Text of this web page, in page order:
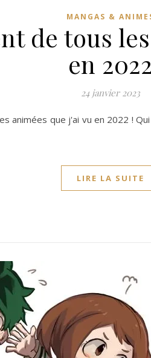
MANGAS &
de tous
en 2022
24 janvier 2023
animées que j'ai vu en 2022 !
LIRE LA SUITE